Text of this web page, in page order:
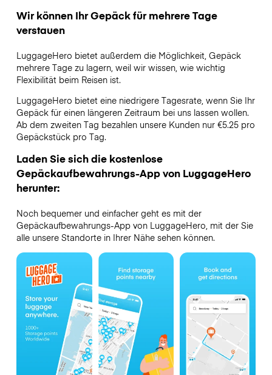
Wir können Ihr Gepäck für mehrere Tage
verstauen
LuggageHero bietet außerdem die Möglichkeit, Gepäck
mehrere Tage zu lagern, weil wir wissen, wie wichtig
Flexibilität beim Reisen ist.
LuggageHero bietet eine niedrigere Tagesrate, wenn Sie Ihr
Gepäck für einen längeren Zeitraum bei uns lassen wollen.
Ab dem zweiten Tag bezahlen unsere Kunden nur €5.25 pro
Gepäckstück pro Tag.
Laden Sie sich die kostenlose
Gepäckaufbewahrungs-App von LuggageHero
herunter:
Noch bequemer und einfacher geht es mit der
Gepäckaufbewahrungs-App von LuggageHero, mit der Sie
alle unsere Standorte in Ihrer Nähe sehen können.